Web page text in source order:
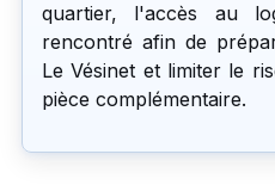
quartier, l'accès au
rencontré afin de
Le Vésinet et limiter le
pièce complémentaire.